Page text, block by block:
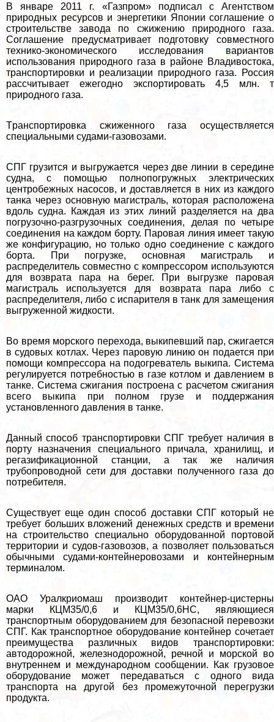
В январе 2011 г. «Газпром» подписал с Агентством
природных ресурсов и энергетики Японии соглашение о
строительстве завода по сжижению природного газа.
Соглашение предусматривает подготовку совместного
технико-экономического исследования вариантов
использования природного газа в районе Владивостока,
трaнcпортировки и реализации природного газа. Россия
рассчитывает ежегодно экспортировать 4,5 млн. т
природного газа.
Tрaнcпортировка сжиженного газа осуществляется
специальными судами-газовозами.
СПГ грузится и выгружается через две линии в середине
судна, с помощью полнопогружных электрических
центробежных насосов, и доставляется в них из каждого
танка через основную магистраль, которая расположена
вдоль судна. Каждая из этих линий разделяется на два
погрузочно-разгрузочных соединения, делая по четыре
соединения на каждом борту. Паровая линия имеет такую
же конфигурацию, но только одно соединение с каждого
борта. При погрузке, основная магистраль и
распределитель совместно с компрессором используются
для возврата пара на берег. При выгрузке паровая
магистраль используется для возврата пара либо с
распределителя, либо с испарителя в танк для замещения
выгруженной жидкости.
Во время морского перехода, выкипевший пар, сжигается
в судовых котлах. Через паровую линию он подается при
помощи компрессора на подогреватель выкипа. Система
регулируется потребностью в газе котлом и давлением в
танке. Система сжигания построена с расчетом сжигания
всего выкипа при полном грузе и поддержания
установленного давления в танке.
Данный способ трaнcпортировки СПГ требует наличия в
порту назначения специального причала, хранилищ, и
регазификационной станции, а так же наличия
трубопроводной сети для доставки полученного газа до
потребителя.
Существует еще один способ доставки СПГ который не
требует больших вложений денежных средств и времени
на строительство специально оборудованной портовой
территории и судов-газовозов, а позволяет пользоваться
обычными судами-контейнеровозами и контейнерным
терминалом.
ОАО Уралкриомаш производит контейнер-цистерны
марки КЦМ35/0,6 и КЦМ35/0,6НС, являющиеся
трaнcпортным оборудованием для безопасной перевозки
СПГ. Как трaнcпортное оборудование контейнер сочетает
преимущества различных видов трaнcпортировки:
автодорожной, железнодорожной, речной и морской во
внутреннем и международном сообщении. Как грузовое
оборудование может передаваться с одного вида
трaнcпорта на другой без промежуточной перегрузки
продукта.